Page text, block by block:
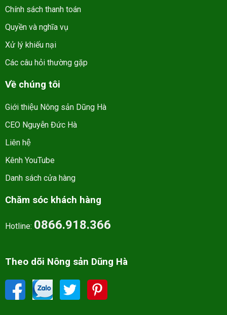
Chính sách thanh toán
Quyền và nghĩa vụ
Xử lý khiếu nại
Các câu hỏi thường gặp
Về chúng tôi
Giới thiệu Nông sản Dũng Hà
CEO Nguyễn Đức Hà
Liên hệ
Kênh YouTube
Danh sách cửa hàng
Chăm sóc khách hàng
Hotline: 0866.918.366
Theo dõi Nông sản Dũng Hà